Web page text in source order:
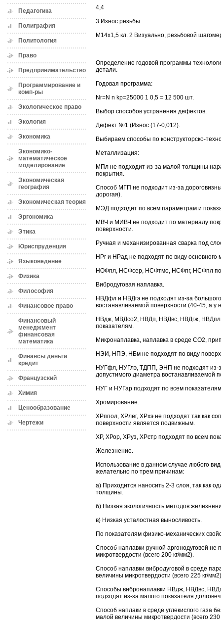
Педагогика
Полиграфия
Политология
Право
Предпринимательство
Программирование и
комп-ры
Экологическое право
Экология
Экономика
Экономико-
математическое
моделирование
Экономическая
география
Экономическая теория
Эргономика
Этика
Юриспруденция
Языковедение
Физика
Философия
Финансовое право
Финансовый
менеджмент
финансовая
математика
Финансы деньги
кредит
Французский
Химия
Ценообразование
Чертежи
4,4
3 Износ резьбы
М14х1,5 кл. 2 Визуально, резьбовой
Определение годовой программы
детали.
Годовая программа:
Nг=N n kр=25000 1 0,5 = 12 500 шт.
Выбор способов устранения дефектов.
Дефект №1 (Износ (17-0,012).
Выбираем способы по конструкторско-
Металлизация:
МПл не подходит из-за малой толщины
покрытия.
Способ МГП не подходит из-за
дорогая).
МЭД подходит по всем параметрам и
МВЧ и МИВЧ не подходит по материалу
поверхности.
Ручная и механизированная сварка под
НРг и НРад не подходят по виду
НОФпл, НСФсер, НСФтмо, НСФпг, НСФпл
Вибродуговая наплавка.
НВДфл и НВДгэ не подходят из-за
востанавливаемой поверхности (40-45, а у
НВдж, МВДсо2, НВДп, НВДвс, НВДгж,
показателям.
Микронаплавка, наплавка в среде СО2,
НЭИ, НПЭ, НБм не подходят по виду
НУГфл, НУГлэ, ТДПП, ЭНП не подходят из-
допустимого диаметра востанавливаемой
НУГ и НУГар подходят по всем
Хромирование.
ХРппол, ХРлег, ХРхэ не подходят так как
поверхности является подвижным.
ХР, ХРор, ХРуз, ХРстр подходят по всем
Железнение.
Использование в данном случае любого
желательно по трем причинам:
а) Приходится наносить 2-3 слоя, так как
толщины.
б) Низкая экологичность методов
в) Низкая усталостная выносливость.
По показателям физико-механических
Способ наплавки ручной аргонодуговой
микротвердости (всего 200 кг/мм2).
Способ наплавки вибродуговой в среде
величины микротвердости (всего 225 кг/
Способы вибронаплавки НВдж, НВДвс,
подходят из-за малого показателя
Способ наплаки в среде углекислого газа
малой величины микротвердости (всего 230